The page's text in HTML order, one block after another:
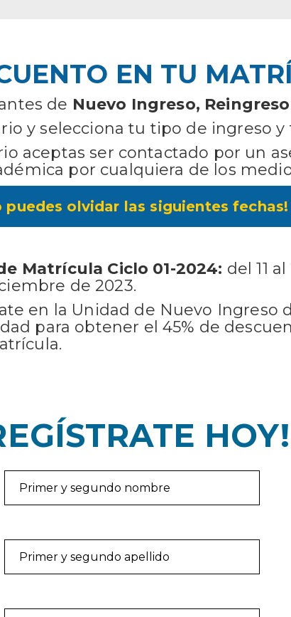
EN TU
de Nuevo Ingreso,
y selecciona tu tipo de ingreso y
aceptas ser contactado por un
por cualquiera de los
puedes olvidar las siguientes fechas!
Matrícula Ciclo 01-2024: del 11
de 2023.
en la Unidad de Nuevo Ingreso
para obtener el 45% de
HOY!